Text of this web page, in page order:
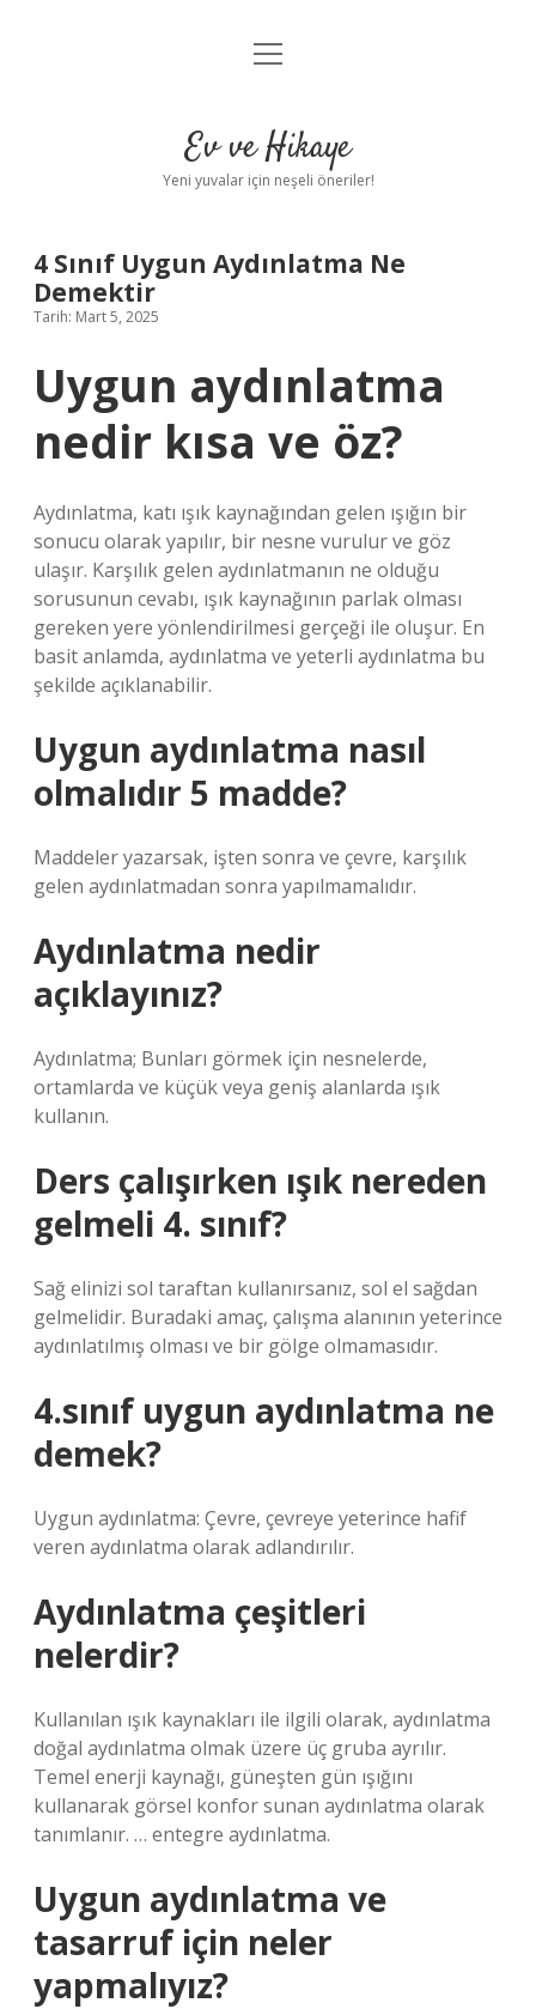
Anasayfa
Yasal Uyarı
menüyü
Ev ve Hikaye
Yeni yuvalar için neşeli öneriler!
4 Sınıf Uygun Aydınlatma Ne
Demektir
Tarih: Mart 5, 2025
Uygun aydınlatma
nedir kısa ve öz?
Aydınlatma, katı ışık kaynağından gelen ışığın bir
sonucu olarak yapılır, bir nesne vurulur ve göz
ulaşır. Karşılık gelen aydınlatmanın ne olduğu
sorusunun cevabı, ışık kaynağının parlak olması
gereken yere yönlendirilmesi gerçeği ile oluşur. En
basit anlamda, aydınlatma ve yeterli aydınlatma bu
şekilde açıklanabilir.
Uygun aydınlatma nasıl
olmalıdır 5 madde?
Maddeler yazarsak, işten sonra ve çevre, karşılık
gelen aydınlatmadan sonra yapılmamalıdır.
Aydınlatma nedir
açıklayınız?
Aydınlatma; Bunları görmek için nesnelerde,
ortamlarda ve küçük veya geniş alanlarda ışık
kullanın.
Ders çalışırken ışık nereden
gelmeli 4. sınıf?
Sağ elinizi sol taraftan kullanırsanız, sol el sağdan
gelmelidir. Buradaki amaç, çalışma alanının yeterince
aydınlatılmış olması ve bir gölge olmamasıdır.
4.sınıf uygun aydınlatma ne
demek?
Uygun aydınlatma: Çevre, çevreye yeterince hafif
veren aydınlatma olarak adlandırılır.
Aydınlatma çeşitleri
nelerdir?
Kullanılan ışık kaynakları ile ilgili olarak, aydınlatma
doğal aydınlatma olmak üzere üç gruba ayrılır.
Temel enerji kaynağı, güneşten gün ışığını
kullanarak görsel konfor sunan aydınlatma olarak
tanımlanır. … entegre aydınlatma.
Uygun aydınlatma ve
tasarruf için neler
yapmalıyız?